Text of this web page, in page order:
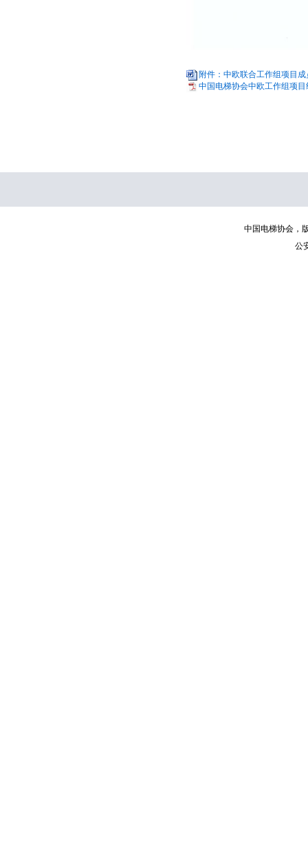
附件：中欧联合工作组项目成
中国电梯协会中欧工作组项
中国电梯协会，
公